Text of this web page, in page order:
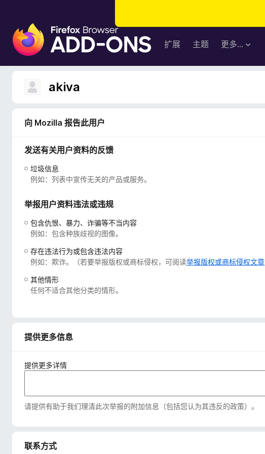
F
i
e
扩展 主题 更多…
akiva
向 Mozilla 报告此用户
发送有关用户资料的反馈
垃圾信息
例如：列表中宣传无关的产品或服务。
举报用户资料违法或违规
包含仇恨、暴力、诈骗等不当内容
例如：包含种族歧视的图像。
存在违法行为或包含违法内容
例如：欺诈。（若要举报版权或商标侵权，可阅读举报版权或商标侵权文章
其他情形
任何不适合其他分类的情形。
提供更多信息
提供更多详情
请提供有助于我们理清此次举报的附加信息（包括您认为其违反的政策）。
联系方式